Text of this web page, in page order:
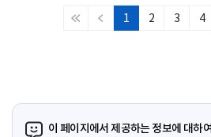
처
이
1 2 3 4
이 페이지에서 제공하는 정보에 대하